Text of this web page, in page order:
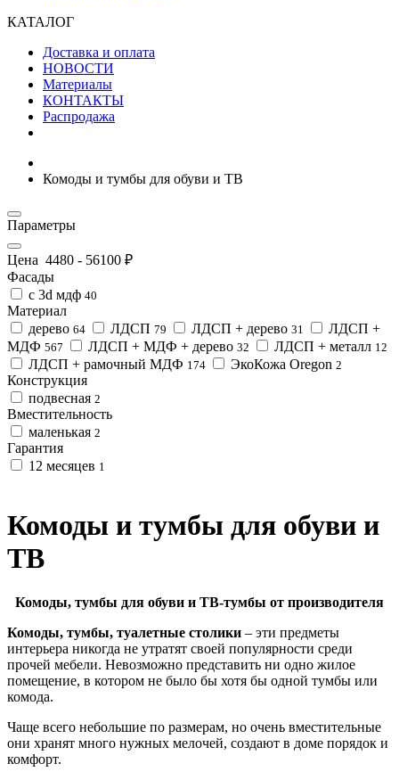
КАТАЛОГ
Доставка и оплата
НОВОСТИ
Материалы
КОНТАКТЫ
Распродажа
Комоды и тумбы для обуви и ТВ
Параметры
Цена 4480 - 56100 ₽
Фасады
с 3d мдф 40
Материал
дерево 64 ЛДСП 79 ЛДСП + дерево 31
ЛДСП +
МДФ 567 ЛДСП + МДФ + дерево 32 ЛДСП + металл 12
ЛДСП + рамочный МДФ 174 ЭкоКожа Oregon 2
Конструкция
подвесная 2
Вместительность
маленькая 2
Гарантия
12 месяцев 1
Комоды и тумбы для обуви и
ТВ
Комоды, тумбы для обуви и ТВ-тумбы от производителя
Комоды, тумбы, туалетные столики – эти предметы
интерьера никогда не утратят своей популярности среди
прочей мебели. Невозможно представить ни одно жилое
помещение, в котором не было бы хотя бы одной тумбы или
комода.
Чаще всего небольшие по размерам, но очень вместительные
они хранят много нужных мелочей, создают в доме порядок и
комфорт.